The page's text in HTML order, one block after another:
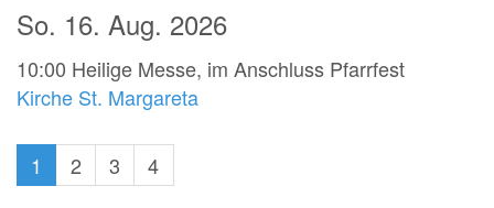
So. 16. Aug. 2026
10:00 Heilige Messe, im Anschluss Pfarrfest
Kirche St. Margareta
1 2 3 4